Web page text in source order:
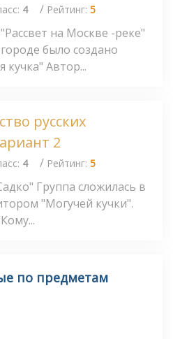
4 / Рейтинг: 5
на Москве -реке"
было создано
кучка" Автор...
русских
2
4 / Рейтинг: 5
Группа сложилась в
"Могучей кучки".
по предметам